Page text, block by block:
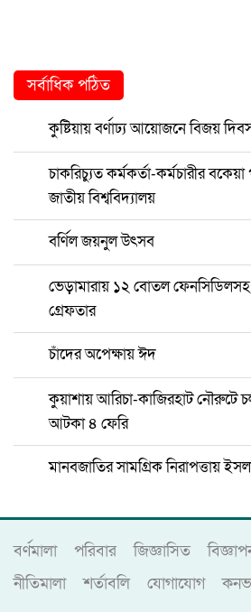
সর্বাধিক পঠিত
কুষ্টিয়ায় বর্ণাঢ্য আয়োজনে বিজয়
চাকরিচ্যুত কর্মকর্তা-কর্মচারীর
জাতীয় বিশ্ববিদ্যালয়
বর্ণিল জয়নুল উৎসব
ভেড়ামারায় ১২ বোতল
গ্রেফতার
চাঁদের অপেক্ষায় ঈদ
কুয়াশায় আরিচা-কাজিরহাট নৌরুটে
আটকা ৪ ফেরি
মানবজাতির সামগ্রিক নিরাপত্তায়
বর্ণমালা পরিবার জিজ্ঞাসিত
নীতিমালা
শর্তাবলি যোগাযোগ